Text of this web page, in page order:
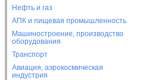
Нефть и газ
АПК и пищевая промышленность
Машиностроение, производство
оборудования
Транспорт
Авиация, аэрокосмическая
индустрия